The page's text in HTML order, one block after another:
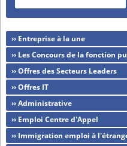
›› Entreprise à la une
›› Les Concours de la fonction
›› Offres des Secteurs Leaders
›› Offres IT
›› Administrative
›› Emploi Centre d'Appel
›› Immigration emploi à